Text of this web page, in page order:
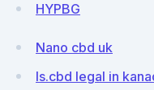
HYPBG
Nano cbd uk
Is.cbd legal in